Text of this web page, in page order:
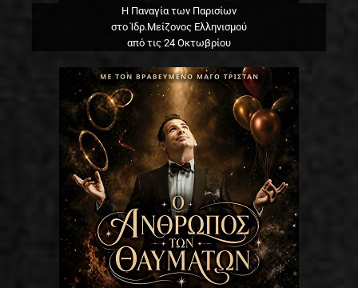
Η Παναγία των Παρισίων
στο Ίδρ.Μείζονος Ελληνισμού
από τις 24 Οκτωβρίου